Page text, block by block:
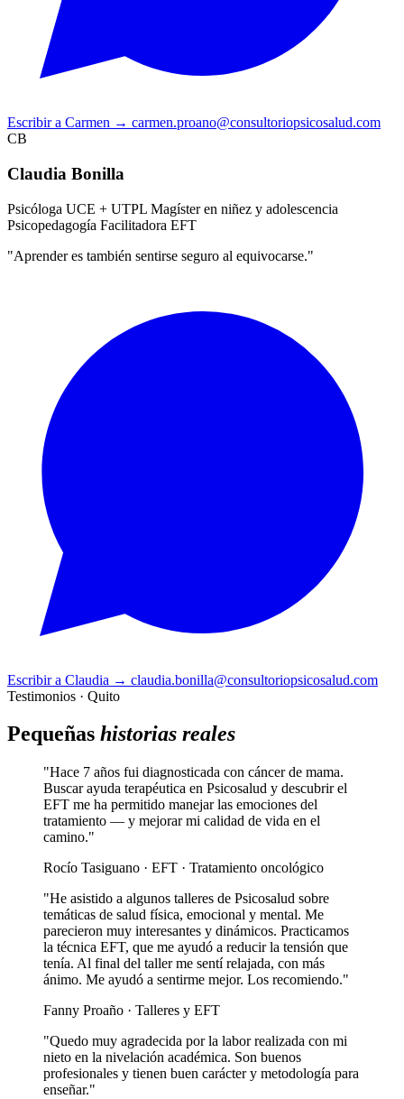
Escribir a Carmen → carmen.proano@consultoriopsicosalud.com
CB
Claudia Bonilla
Psicóloga UCE + UTPL Magíster en niñez y adolescencia
Psicopedagogía Facilitadora EFT
"Aprender es también sentirse seguro al equivocarse."
Escribir a Claudia → claudia.bonilla@consultoriopsicosalud.com
Testimonios · Quito
Pequeñas historias reales
"Hace 7 años fui diagnosticada con cáncer de mama.
Buscar ayuda terapéutica en Psicosalud y descubrir el
EFT me ha permitido manejar las emociones del
tratamiento — y mejorar mi calidad de vida en el
camino."
Rocío Tasiguano · EFT · Tratamiento oncológico
"He asistido a algunos talleres de Psicosalud sobre
temáticas de salud física, emocional y mental. Me
parecieron muy interesantes y dinámicos. Practicamos
la técnica EFT, que me ayudó a reducir la tensión que
tenía. Al final del taller me sentí relajada, con más
ánimo. Me ayudó a sentirme mejor. Los recomiendo."
Fanny Proaño · Talleres y EFT
"Quedo muy agradecida por la labor realizada con mi
nieto en la nivelación académica. Son buenos
profesionales y tienen buen carácter y metodología para
enseñar."